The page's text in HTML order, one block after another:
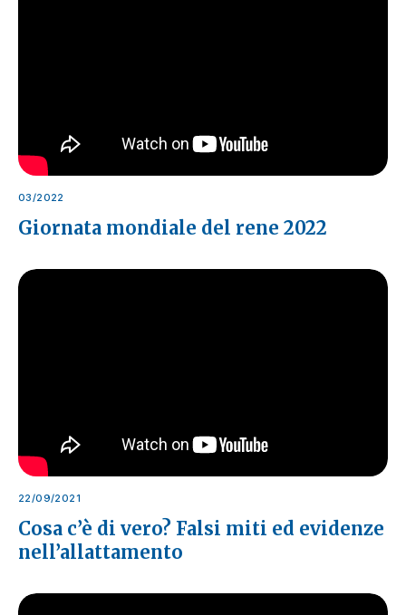
03/2022
Giornata mondiale del rene 2022
22/09/2021
Cosa c’è di vero? Falsi miti ed evidenze
nell’allattamento